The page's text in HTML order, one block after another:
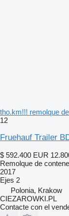
tho.km!!! remolque
12
Fruehauf Trailer
$ 592.400 EUR
Remolque de
2017
Ejes 2
Polonia, Krakow
CIEZAROWKI.PL
Contacte con el